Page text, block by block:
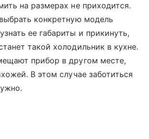
на размерах не приходится.
конкретную модель
ее габариты и прикинуть,
такой холодильник в кухне.
прибор в другом месте,
В этом случае заботиться